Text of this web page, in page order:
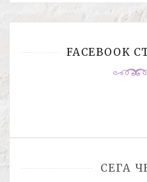
FACEBOOK
СЕГА